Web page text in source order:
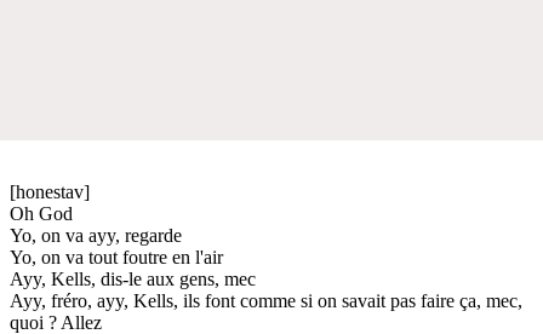
[honestav]
Oh God
Yo, on va ayy, regarde
Yo, on va tout foutre en l'air
Ayy, Kells, dis-le aux gens, mec
Ayy, fréro, ayy, Kells, ils font comme si on savait pas faire ça, mec,
quoi ? Allez